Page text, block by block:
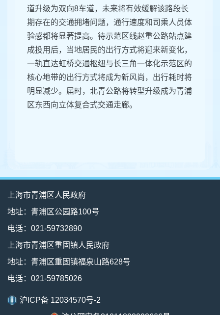
道升级为双向8车道，未来将有效缓解该路段长
期存在的交通拥堵问题，通行速度和司乘人员体
验感都将显著提高。待示范区线赵重公路站点建
成投用后，当地居民的出行方式将迎来新变化，
一轨直达虹桥交通枢纽与长三角一体化示范区的
核心地带的出行方式将成为新风尚，出行耗时将
明显减少。届时，北青公路将转型升级成为青浦
区东西向立体复合式交通走廊。
上海市青浦区人民政府
地址：青浦区公园路100号
电话：021-59732890
上海市青浦区重固镇人民政府
地址：青浦区重固镇福泉山路628号
电话：021-59785026
沪ICP备 12034570号-2